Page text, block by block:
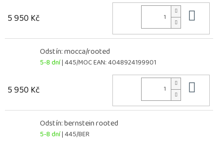
5 950 Kč
Odstín: mocca/rooted
5-8 dní| 445/MOCEAN:4048924199901
5 950 Kč
Odstín: bernstein rooted
5-8 dní| 445/BER